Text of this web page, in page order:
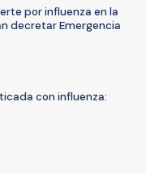
por influenza en la
decretar Emergencia
con influenza: